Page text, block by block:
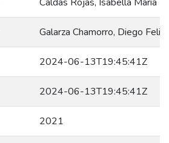
Galarza Chamorro, Diego
2024-06-13T19:45:41Z
2024-06-13T19:45:41Z
2021